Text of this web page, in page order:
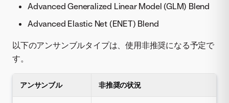
Advanced Generalized Linear Model (GLM) Blend
Advanced Elastic Net (ENET) Blend
以下のアンサンブルタイプは、使用非推奨になる予定で
す。
アンサンブル 非推奨の状況